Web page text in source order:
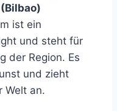
ist ein
und steht für
der Region. Es
und zieht
Welt an.